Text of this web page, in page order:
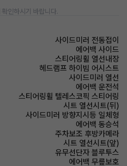
인하시기 바랍니다.
사이드미러 전동접이
에어백 사이드
스티어링휠 열선내장
헤드램프 하이빔 어시스트
사이드미러 열선
에어백 운전석
스티어링휠 텔레스코픽 스티어링
시트 열선시트(뒤)
사이드미러 방향지시등 일체형
에어백 동승석
주차보조 후방카메라
시트 열선시트(앞)
유무선단자 블루투스
에어백 무릎보호